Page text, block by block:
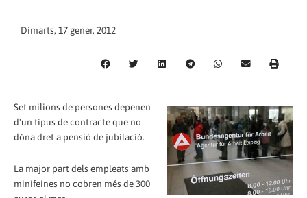
Dimarts, 17 gener, 2012
Set milions de persones depenen
d'un tipus de contracte que no
dóna dret a pensió de jubilació.
La major part dels empleats amb
minifeines no cobren més de 300